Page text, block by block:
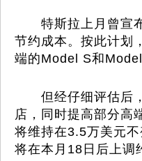
特斯拉上月曾宣布
节约成本。按此计划
端的Model S和Model
但经仔细评估后，
店，同时提高部分高
将维持在3.5万美元
将在本月18日后上调